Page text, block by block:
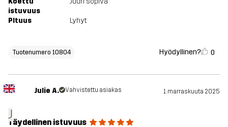
istuvuus
PItuus Lyhyt
Tuotenumero 10804 Hyödyllinen? 0
J
Julie A. Vahvistettu asiakas 1. marraskuuta 2025
Täydellinen istuvuus